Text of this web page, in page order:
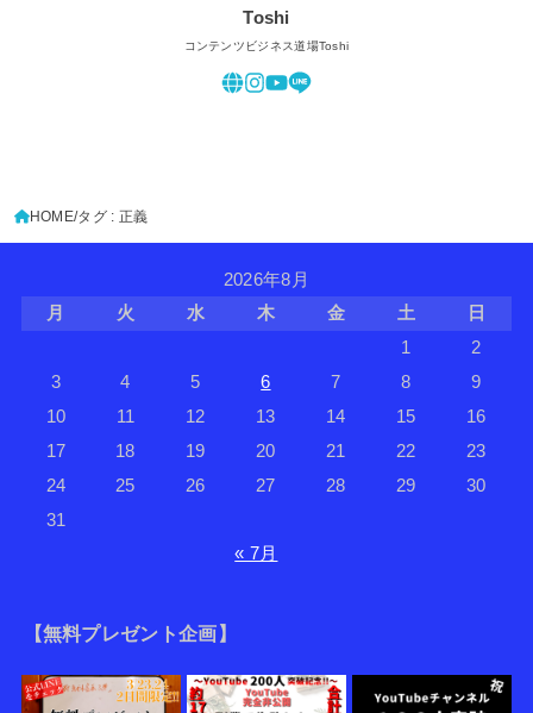
Toshi
コンテンツビジネス道場Toshi
HOME タグ : 正義
2026年8月
月
火 水 木 金 土
日
1
2
3
4 5 6 7 8
9
10
11 12 13 14 15
16
17
18 19 20 21 22
23
24
25 26 27 28 29
30
31
« 7月
【無料プレゼント企画】